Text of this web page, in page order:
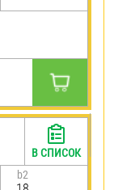
b2
В СПИСОК